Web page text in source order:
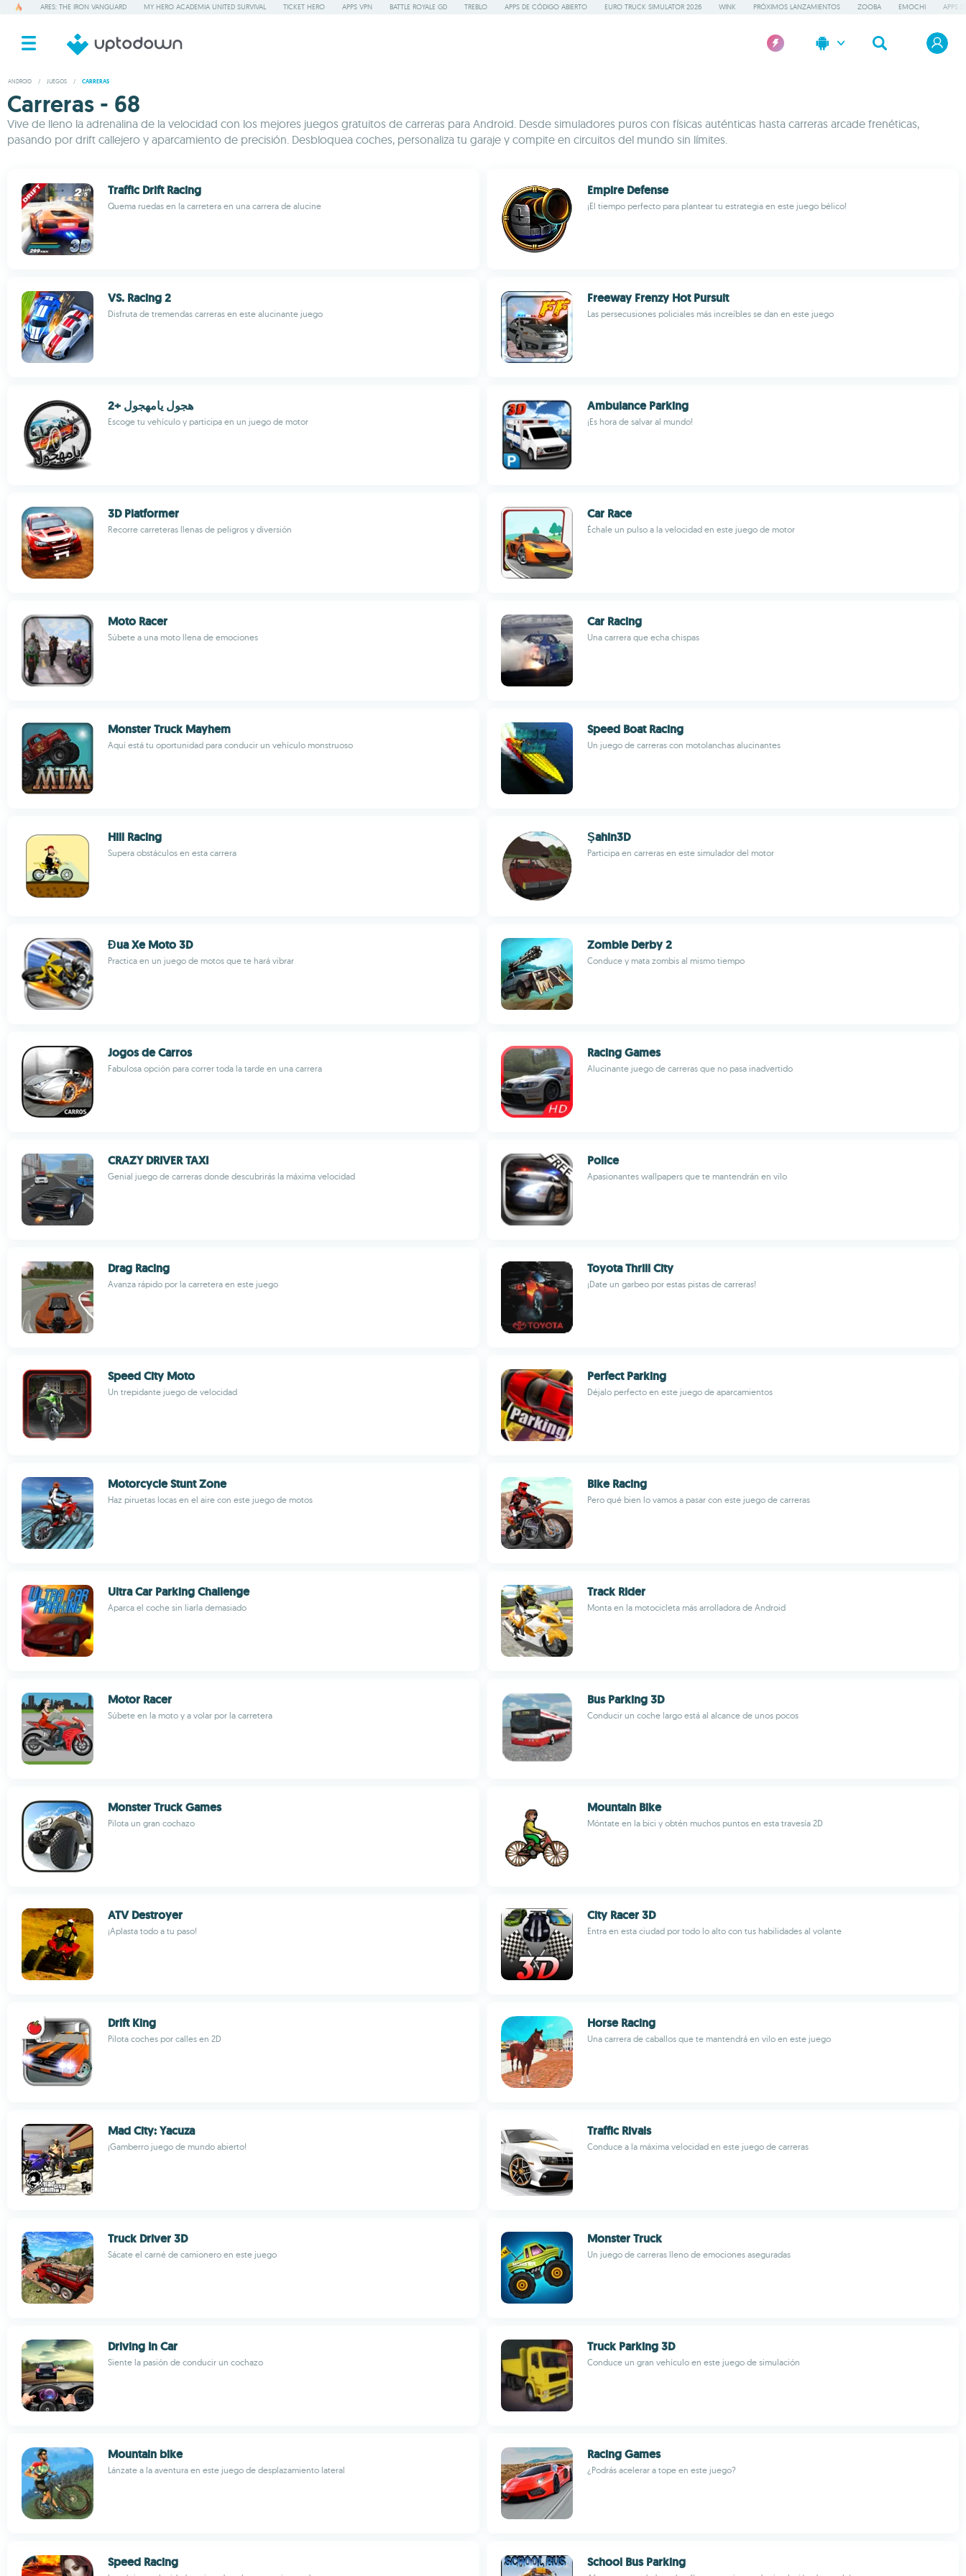
ARES: THE IRON VANGUARD MY HERO ACADEMIA UNITED SURVIVAL TICKET HERO APPS VPN BATTLE ROYALE GD TREBLO APPS DE CÓDIGO ABIERTO EURO TRUCK SIMULATOR 2026 WINK PRÓXIMOS LANZAMIENTOS ZOOBA EMOCHI APPS
ANDROID / JUEGOS / CARRERAS
Carreras - 68
Vive de lleno la adrenalina de la velocidad con los mejores juegos gratuitos de carreras para Android. Desde simuladores puros con físicas auténticas hasta carreras arcade frenéticas,
pasando por drift callejero y aparcamiento de precisión. Desbloquea coches, personaliza tu garaje y compite en circuitos del mundo sin límites.
Traffic Drift Racing
Quema ruedas en la carretera en una carrera de alucine
Empire Defense
¡El tiempo perfecto para plantear tu estrategia en este juego bélico!
VS. Racing 2
Disfruta de tremendas carreras en este alucinante juego
Freeway Frenzy Hot Pursuit
Las persecusiones policiales más increíbles se dan en este juego
هجول يامهجول +2
Escoge tu vehículo y participa en un juego de motor
Ambulance Parking
¡Es hora de salvar al mundo!
3D Platformer
Recorre carreteras llenas de peligros y diversión
Car Race
Échale un pulso a la velocidad en este juego de motor
Moto Racer
Súbete a una moto llena de emociones
Car Racing
Una carrera que echa chispas
Monster Truck Mayhem
Aquí está tu oportunidad para conducir un vehículo monstruoso
Speed Boat Racing
Un juego de carreras con motolanchas alucinantes
Hill Racing
Supera obstáculos en esta carrera
Şahin3D
Participa en carreras en este simulador del motor
Đua Xe Moto 3D
Practica en un juego de motos que te hará vibrar
Zombie Derby 2
Conduce y mata zombis al mismo tiempo
Jogos de Carros
Fabulosa opción para correr toda la tarde en una carrera
Racing Games
Alucinante juego de carreras que no pasa inadvertido
CRAZY DRIVER TAXI
Genial juego de carreras donde descubrirás la máxima velocidad
Police
Apasionantes wallpapers que te mantendrán en vilo
Drag Racing
Avanza rápido por la carretera en este juego
Toyota Thrill City
¡Date un garbeo por estas pistas de carreras!
Speed City Moto
Un trepidante juego de velocidad
Perfect Parking
Déjalo perfecto en este juego de aparcamientos
Motorcycle Stunt Zone
Haz piruetas locas en el aire con este juego de motos
Bike Racing
Pero qué bien lo vamos a pasar con este juego de carreras
Ultra Car Parking Challenge
Aparca el coche sin liarla demasiado
Track Rider
Monta en la motocicleta más arrolladora de Android
Motor Racer
Súbete en la moto y a volar por la carretera
Bus Parking 3D
Conducir un coche largo está al alcance de unos pocos
Monster Truck Games
Pilota un gran cochazo
Mountain Bike
Móntate en la bici y obtén muchos puntos en esta travesía 2D
ATV Destroyer
¡Aplasta todo a tu paso!
City Racer 3D
Entra en esta ciudad por todo lo alto con tus habilidades al volante
Drift King
Pilota coches por calles en 2D
Horse Racing
Una carrera de caballos que te mantendrá en vilo en este juego
Mad City: Yacuza
¡Gamberro juego de mundo abierto!
Traffic Rivals
Conduce a la máxima velocidad en este juego de carreras
Truck Driver 3D
Sácate el carné de camionero en este juego
Monster Truck
Un juego de carreras lleno de emociones aseguradas
Driving In Car
Siente la pasión de conducir un cochazo
Truck Parking 3D
Conduce un gran vehículo en este juego de simulación
Mountain bike
Lánzate a la aventura en este juego de desplazamiento lateral
Racing Games
¿Podrás acelerar a tope en este juego?
Speed Racing School Bus Parking